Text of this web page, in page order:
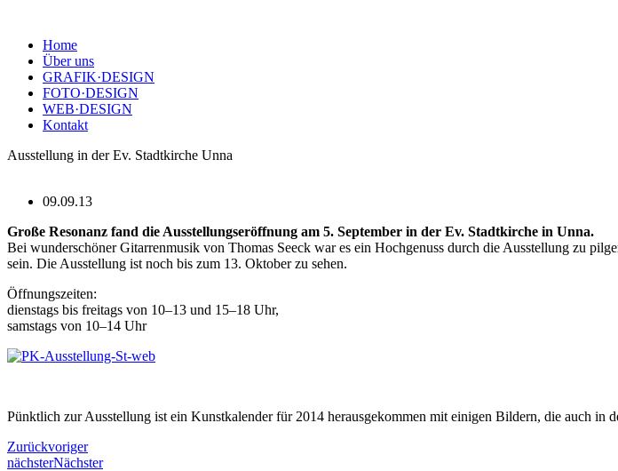
Home
Über uns
GRAFIK·DESIGN
FOTO·DESIGN
WEB·DESIGN
Kontakt
Ausstellung in der Ev. Stadtkirche Unna
09.09.13
Große Resonanz fand die Ausstellungseröffnung am 5. September in der Ev. Stadtkirche in Unna.
Bei wunderschöner Gitarrenmusik von Thomas Seeck war es ein Hochgenuss durch die Ausstellung zu
sein. Die Ausstellung ist noch bis zum 13. Oktober zu sehen.
Öffnungszeiten:
dienstags bis freitags von 10–13 und 15–18 Uhr,
samstags von 10–14 Uhr
Pünktlich zur Ausstellung ist ein Kunstkalender für 2014 herausgekommen mit einigen Bildern, die auch in
Zurückvoriger
nächsterNächster